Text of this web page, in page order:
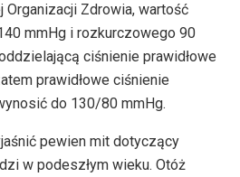
Zdrowia, wartość
mmHg i rozkurczowego 90
ciśnienie prawidłowe
prawidłowe ciśnienie
do 130/80 mmHg.
pewien mit dotyczący
w podeszłym wieku. Otóż